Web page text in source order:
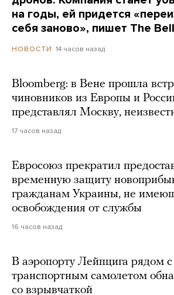
на годы, ей придется
себя заново», пишет The Bell
НОВОСТИ 14 часов назад
Bloomberg: в Вене прошла
чиновников из Европы и
представлял Москву,
17 часов назад
Евросоюз прекратил
временную защиту
гражданам Украины, не
освобождения от службы
16 часов назад
В аэропорту Лейпцига рядом
транспортным самолетом
со взрывчаткой